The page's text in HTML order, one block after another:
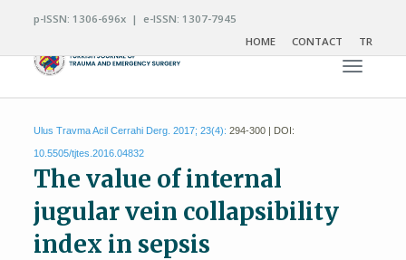
p-ISSN: 1306-696x | e-ISSN: 1307-7945
HOME
CONTACT TR
Toggle
Ulus Travma Acil Cerrahi Derg. 2017; 23(4): 294-300 | DOI:
10.5505/tjtes.2016.04832
The value of internal
jugular vein collapsibility
index in sepsis